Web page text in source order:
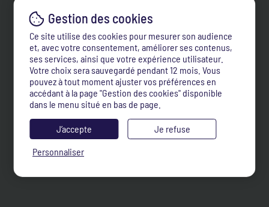
Ce site utilise des cookies pour mesurer son audience
et, avec votre consentement, améliorer ses contenus,
ses services, ainsi que votre expérience utilisateur.
Votre choix sera sauvegardé pendant 12 mois. Vous
pouvez à tout moment ajuster vos préférences en
accédant à la page "Gestion des cookies" disponible
dans le menu situé en bas de page.
J’accepte
Je refuse
Personnaliser